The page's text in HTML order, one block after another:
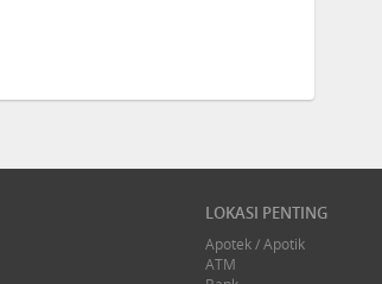
LOKASI PENTING
Apotek / Apotik
ATM